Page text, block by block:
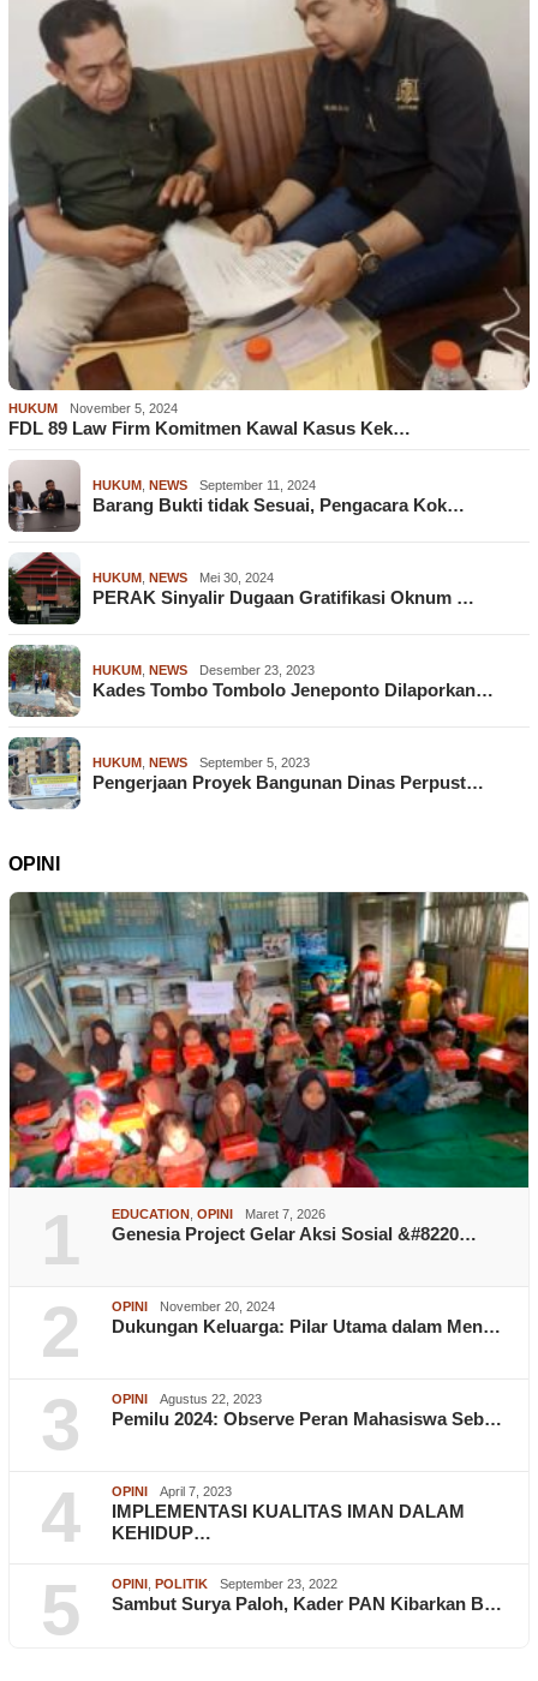
HUKUM November 5, 2024
FDL 89 Law Firm Komitmen Kawal Kasus Kek…
HUKUM NEWS September 11, 2024
Barang Bukti tidak Sesuai, Pengacara Kok…
HUKUM NEWS Mei 30, 2024
PERAK Sinyalir Dugaan Gratifikasi Oknum …
HUKUM NEWS Desember 23, 2023
Kades Tombo Tombolo Jeneponto Dilaporkan…
HUKUM NEWS September 5, 2023
Pengerjaan Proyek Bangunan Dinas Perpust…
OPINI
1 EDUCATION OPINI Maret 7, 2026
Genesia Project Gelar Aksi Sosial &#8220…
2 OPINI November 20, 2024
Dukungan Keluarga: Pilar Utama dalam Men…
3 OPINI Agustus 22, 2023
Pemilu 2024: Observe Peran Mahasiswa Seb…
4 OPINI April 7, 2023
IMPLEMENTASI KUALITAS IMAN DALAM
KEHIDUP…
5 OPINI POLITIK September 23, 2022
Sambut Surya Paloh, Kader PAN Kibarkan B…